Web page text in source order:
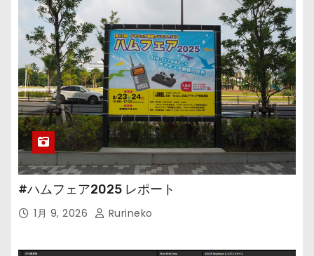
#ハムフェア2025 レポート
1月 9, 2026 Rurineko